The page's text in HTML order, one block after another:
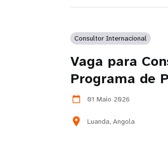
Consultor Internacional
Vaga para
Programa de
calendar_today 01 Maio 2026
location_on Luanda, Angola